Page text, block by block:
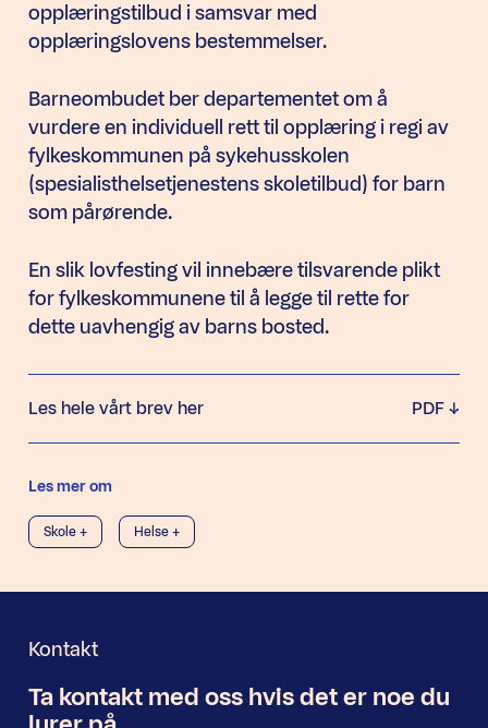
opplæringstilbud i samsvar med
opplæringslovens bestemmelser.
Barneombudet ber departementet om å
vurdere en individuell rett til opplæring i regi av
fylkeskommunen på sykehusskolen
(spesialisthelsetjenestens skoletilbud) for barn
som pårørende.
En slik lovfesting vil innebære tilsvarende plikt
for fylkeskommunene til å legge til rette for
dette uavhengig av barns bosted.
Les hele vårt brev her PDF
Les mer om
Skole + Helse +
Kontakt
Nyhetsbrev
Ta kontakt med oss hvis det er noe du